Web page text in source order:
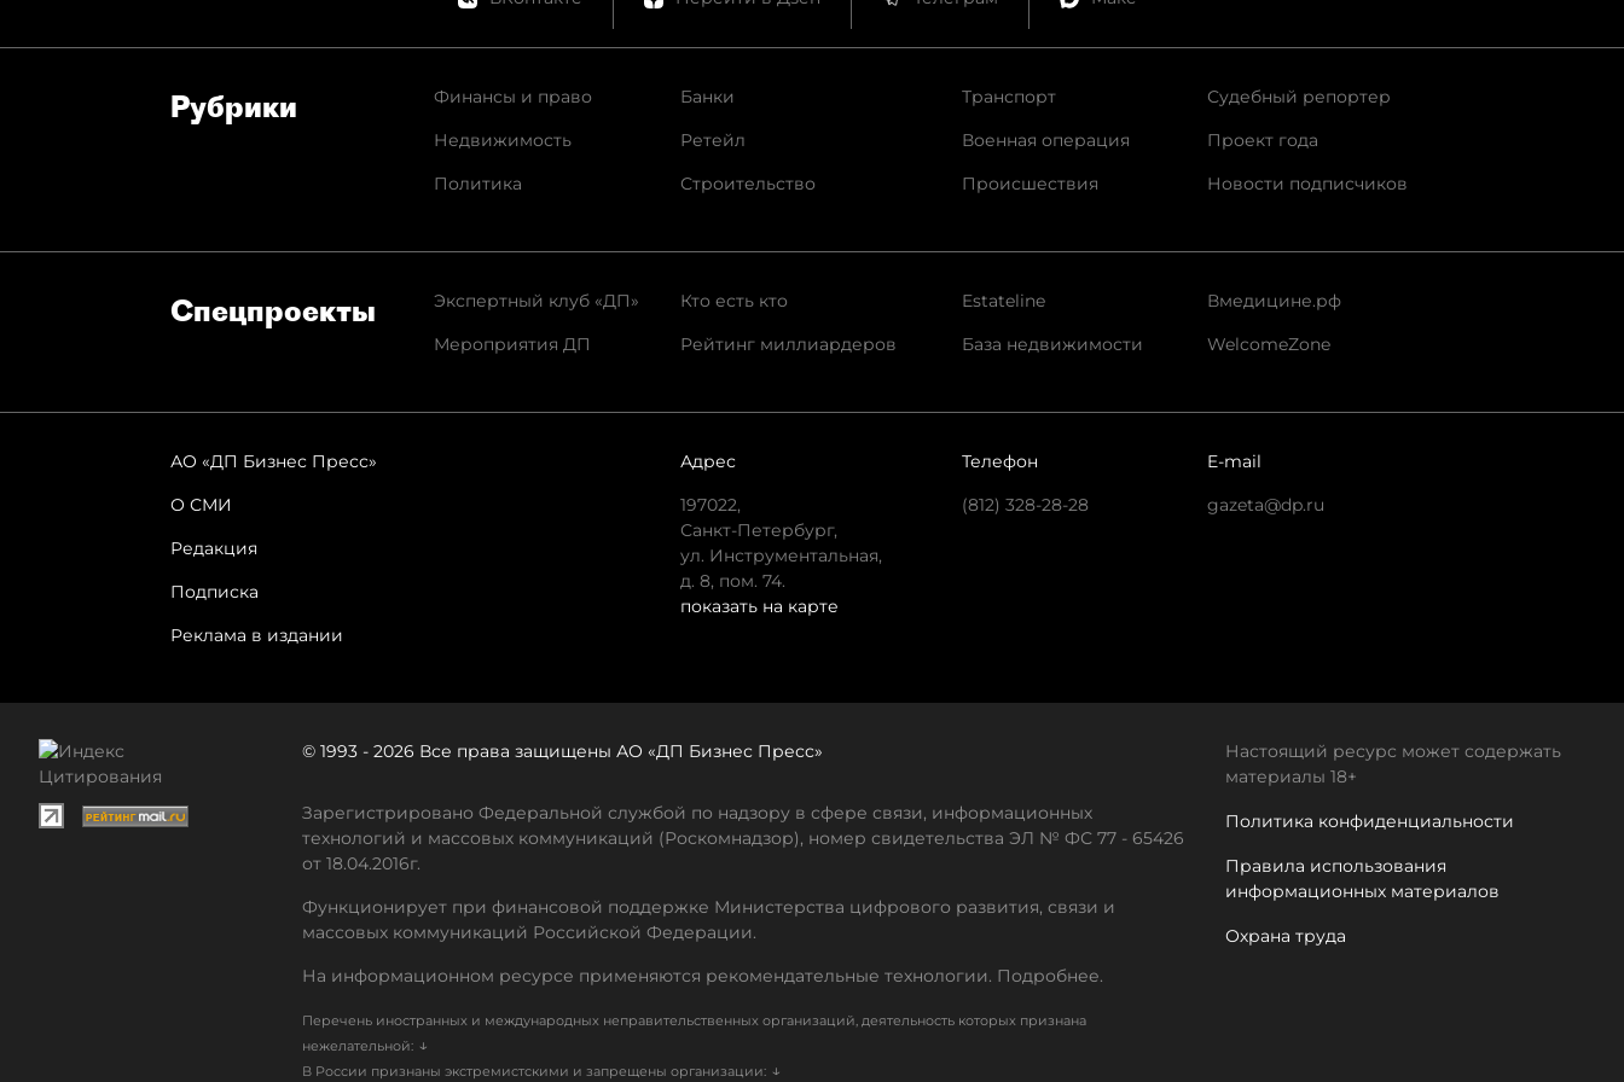
Рубрики
Финансы и право
Недвижимость
Политика
Банки
Ретейл
Строительство
Транспорт
Военная операция
Происшествия
Судебный репортер
Проект года
Новости подписчиков
Спец­проекты
Экспертный клуб «ДП»
Мероприятия ДП
Кто есть кто
Рейтинг миллиардеров
Estateline
База недвижимости
Вмедицине.рф
WelcomeZone
АО «ДП Бизнес Пресс»
О СМИ
Редакция
Подписка
Реклама в издании
Адрес
197022,
Санкт-Петербург,
ул. Инструментальная,
д. 8, пом. 74.
показать на карте
Телефон
(812) 328-28-28
E-mail
gazeta@dp.ru
© 1993 - 2026 Все права защищены АО «ДП Бизнес Пресс»
Зарегистрировано Федеральной службой по надзору в сфере связи, информационных
технологий и массовых коммуникаций (Роскомнадзор), номер свидетельства ЭЛ № ФС 77 - 65426
от 18.04.2016г.
Функционирует при финансовой поддержке Министерства цифрового развития, связи и
массовых коммуникаций Российской Федерации.
На информационном ресурсе применяются рекомендательные технологии. Подробнее.
Перечень иностранных и международных неправительственных организаций, деятельность которых признана
нежелательной: ↓
В России признаны экстремистскими и запрещены организации: ↓
Настоящий ресурс может содержать
материалы 18+
Политика конфиденциальности
Правила использования
информационных материалов
Охрана труда